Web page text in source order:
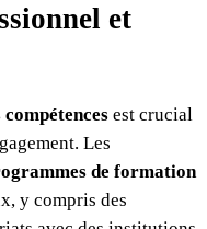
et
est crucial
Les
de formation
y compris des